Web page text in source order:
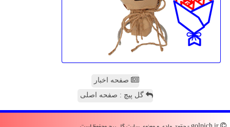
صفحه اخبار
گل پیچ : صفحه اصلی